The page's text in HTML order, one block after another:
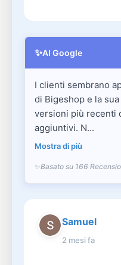
✨AI Google
I clienti sembrano
di Bigeshop e la
versioni più recenti
aggiuntivi. N...
Mostra di più
Basato su 166
Samuel
2 mesi fa